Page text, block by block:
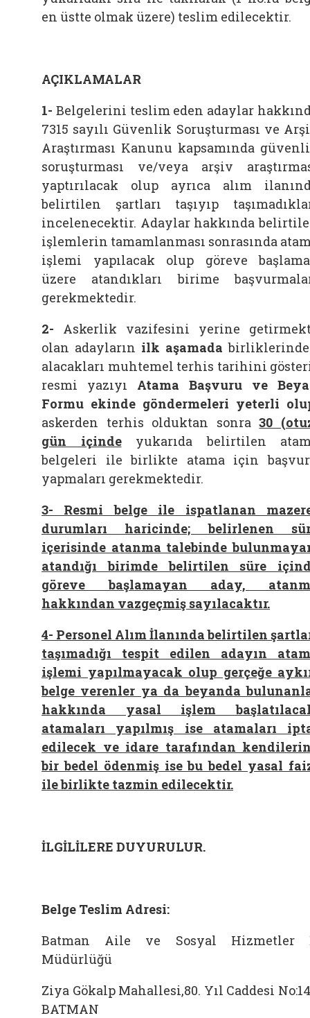
en üstte olmak üzere) teslim edilecektir.
AÇIKLAMALAR
1- Belgelerini teslim eden adaylar
7315 sayılı Güvenlik Soruşturması ve
Araştırması Kanunu kapsamında
soruşturması ve/veya arşiv
yaptırılacak olup ayrıca alım
belirtilen şartları taşıyıp
incelenecektir. Adaylar hakkında
işlemlerin tamamlanması sonrasında
işlemi yapılacak olup göreve
üzere atandıkları birime
gerekmektedir.
2- Askerlik vazifesini yerine
olan adayların ilk aşamada
alacakları muhtemel terhis tarihini
resmi yazıyı Atama Başvuru ve
Formu ekinde göndermeleri yeterli
askerden terhis olduktan sonra30
gün içindeyukarıda belirtilen
belgeleri ile birlikte atama için
yapmaları gerekmektedir.
3- Resmi belge ile ispatlanan
durumları haricinde; belirlenen
içerisinde atanma talebinde
atandığı birimde belirtilen süre
göreve başlamayan aday,
hakkından vazgeçmiş sayılacaktır.
4- Personel Alım İlanında belirtilen
taşımadığı tespit edilen adayın
işlemi yapılmayacak olup gerçeğe
belge verenler ya da beyanda
hakkında yasal işlem
atamaları yapılmış ise atamaları
edilecek ve idare tarafından
bir bedel ödenmiş ise bu bedel yasal
ile birlikte tazmin edilecektir.
İLGİLİLERE DUYURULUR.
Belge Teslim Adresi:
Batman Aile ve Sosyal Hizmetler
Müdürlüğü
Ziya Gökalp Mahallesi,80. Yıl Caddesi
BATMAN